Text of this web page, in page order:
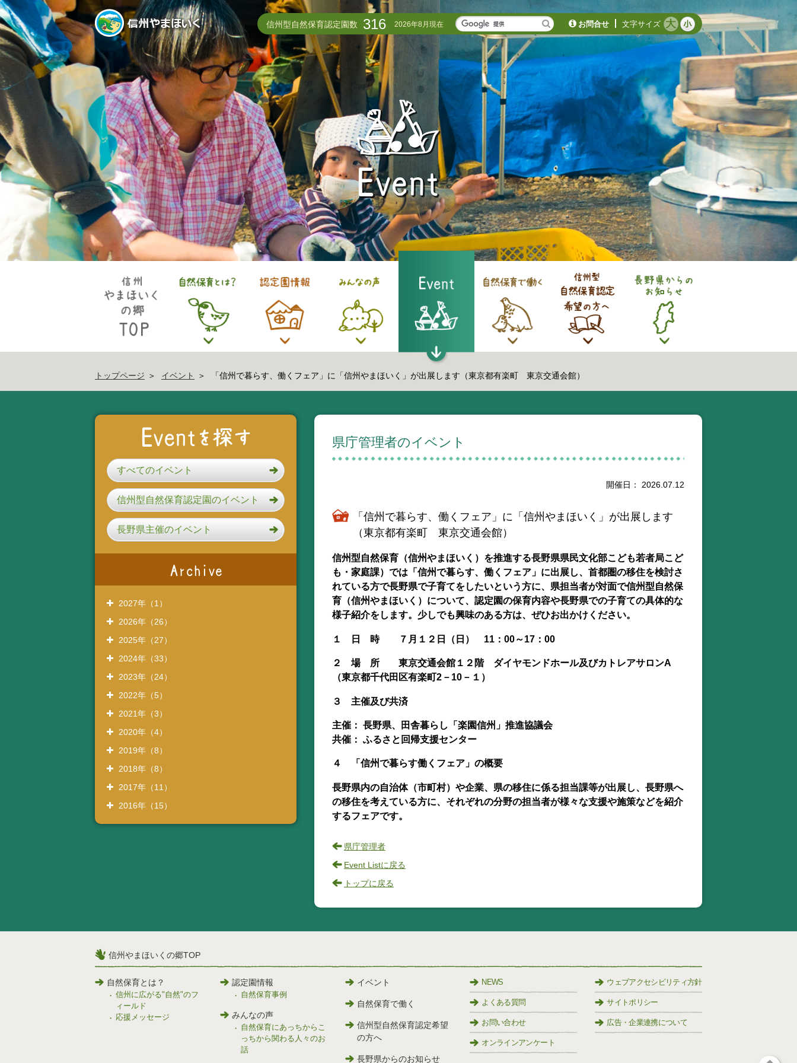
信州型自然保育認定園数 316 2026年8月現在 お問合せ 文字サイズ
トップページ イベント 「信州で暮らす、働くフェア」に「信州やまほいく」が出展します（東京都有楽町 東京交通会館）
県庁管理者のイベント
開催日： 2026.07.12
「信州で暮らす、働くフェア」に「信州やまほいく」が出展します
（東京都有楽町 東京交通会館）
信州型自然保育（信州やまほいく）を推進する長野県県民文化部こども若者局こど
も・家庭課）では「信州で暮らす、働くフェア」に出展し、首都圏の移住を検討さ
れている方で長野県で子育てをしたいという方に、県担当者が対面で信州型自然保
育（信州やまほいく）について、認定園の保育内容や長野県での子育ての具体的な
様子紹介をします。少しでも興味のある方は、ぜひお出かけください。
１ 日 時 ７月１２日（日） 11：00～17：00
２ 場 所 東京交通会館１２階 ダイヤモンドホール及びカトレアサロンA
（東京都千代田区有楽町2－10－１）
３ 主催及び共済
主催： 長野県、田舎暮らし「楽園信州」推進協議会
共催： ふるさと回帰支援センター
４ 「信州で暮らす働くフェア」の概要
長野県内の自治体（市町村）や企業、県の移住に係る担当課等が出展し、長野県へ
の移住を考えている方に、それぞれの分野の担当者が様々な支援や施策などを紹介
するフェアです。
県庁管理者
Event Listに戻る
トップに戻る
すべてのイベント
信州型自然保育認定園のイベント
長野県主催のイベント
2027年（1）
2026年（26）
2025年（27）
2024年（33）
2023年（24）
2022年（5）
2021年（3）
2020年（4）
2019年（8）
2018年（8）
2017年（11）
2016年（15）
信州やまほいくの郷TOP
自然保育とは？
信州に広がる"自然"のフ
ィールド
応援メッセージ
認定園情報
自然保育事例
みんなの声
自然保育にあっちからこ
っちから関わる人々のお
話
イベント
自然保育で働く
信州型自然保育認定希望
の方へ
長野県からのお知らせ
NEWS
よくある質問
お問い合わせ
オンラインアンケート
ウェブアクセシビリティ方針
サイトポリシー
広告・企業連携について